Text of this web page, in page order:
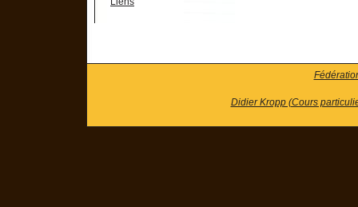
Didier Kropp (Cours